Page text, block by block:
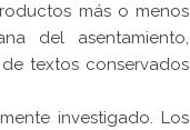
más o menos
del asentamiento,
textos conservados
investigado. Los